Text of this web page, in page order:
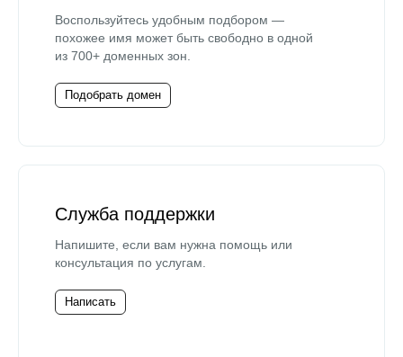
Воспользуйтесь удобным подбором —
похожее имя может быть свободно в одной
из 700+ доменных зон.
Подобрать домен
Служба поддержки
Напишите, если вам нужна помощь или
консультация по услугам.
Написать